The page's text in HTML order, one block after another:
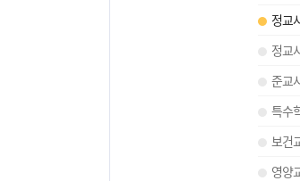
정교
정교
준교
특수
보건
영양